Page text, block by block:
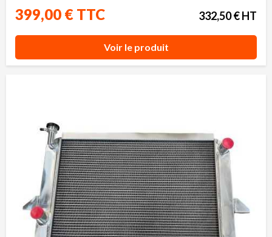
399,00 € TTC 332,50 € HT
Voir le produit